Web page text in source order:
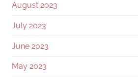
August 2023
July 2023
June 2023
May 2023